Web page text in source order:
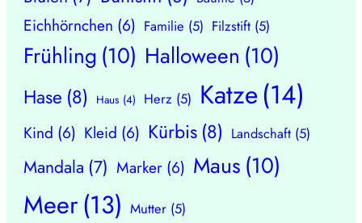
Eichhörnchen (6) Familie (5) Filzstift (5)
Frühling (10) Halloween (10)
Hase (8) Haus (4) Herz (5) Katze(14)
Kind (6) Kleid (6) Kürbis (8) Landschaft (5)
Mandala (7) Marker (6) Maus (10)
Meer(13) Mutter (5)